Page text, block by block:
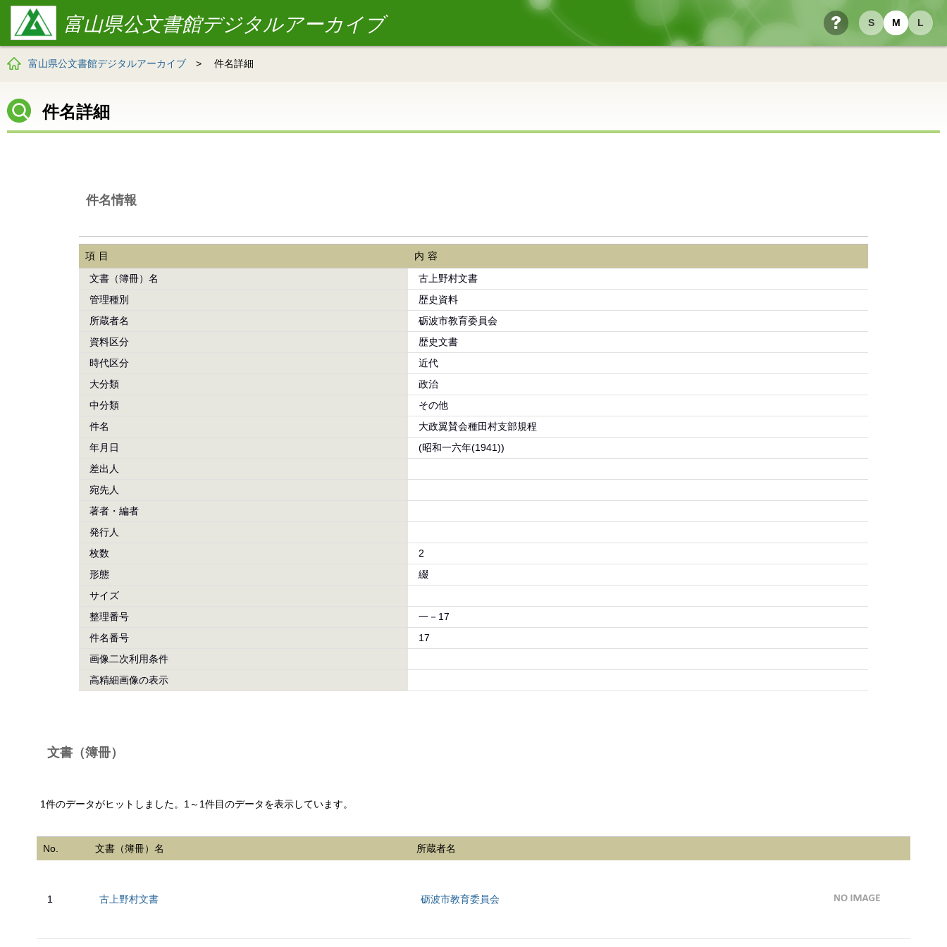
S M L
ヘルプ
富山県公文書館デジタルアーカイブ
富山県公文書館デジタルアーカイブ > 件名詳細
件名詳細
件名情報
項目
内容
文書（簿冊）名
古上野村文書
管理種別
歴史資料
所蔵者名
砺波市教育委員会
資料区分
歴史文書
時代区分
近代
大分類
政治
中分類
その他
件名
大政翼賛会種田村支部規程
年月日
(昭和一六年(1941))
差出人
宛先人
著者・編者
発行人
枚数
2
形態
綴
サイズ
整理番号
一－17
件名番号
17
画像二次利用条件
高精細画像の表示
文書（簿冊）
1件のデータがヒットしました。1～1件目のデータを表示しています。
No. 文書（簿冊）名 所蔵者名
1 古上野村文書 砺波市教育委員会